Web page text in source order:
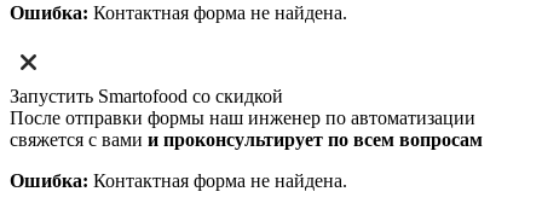
Ошибка: Контактная форма не найдена.
Запустить Smartofood со скидкой
После отправки формы наш инженер по автоматизации
свяжется с вами и проконсультирует по всем вопросам
Ошибка: Контактная форма не найдена.